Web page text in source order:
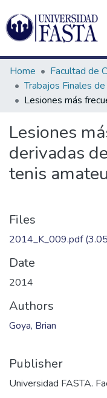
Communities
&
Collections
All of DSpace
In(current)
Home
Lesiones
derivadas
tenis
Files
2014_K_009.pdf
Date
2014
Authors
Goya, Brian
Publisher
Universidad FASTA.